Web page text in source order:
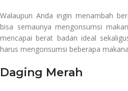
Walaupun Anda ingin menambah
bisa semaunya mengonsumsi
mencapai berat badan ideal
harus mengonsumsi beberapa
Daging Merah